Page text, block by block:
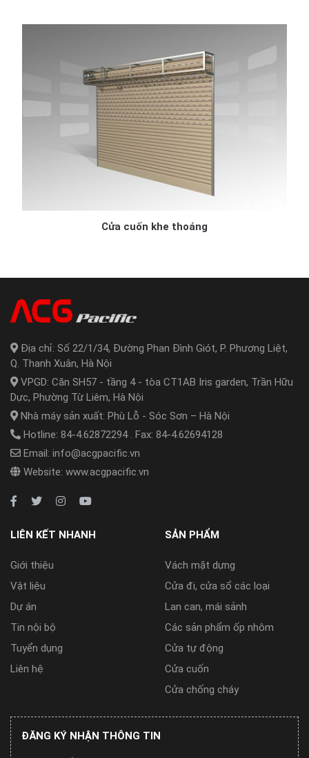
Cửa cuốn khe thoáng
Địa chỉ: Số 22/1/34, Đường Phan Đình Giót, P. Phương Liệt,
Q. Thanh Xuân, Hà Nội
VPGD: Căn SH57 - tầng 4 - tòa CT1AB Iris garden, Trần Hữu
Dực, Phường Từ Liêm, Hà Nội
Nhà máy sản xuất: Phù Lỗ - Sóc Sơn – Hà Nội
Hotline: 84-4.62872294 . Fax: 84-4.62694128
Email: info@acgpacific.vn
Website: www.acgpacific.vn
LIÊN KẾT NHANH
Giới thiệu
Vật liệu
Dự án
Tin nội bộ
Tuyển dụng
Liên hệ
SẢN PHẨM
Vách mặt dựng
Cửa đi, cửa sổ các loại
Lan can, mái sảnh
Các sản phẩm ốp nhôm
Cửa tự động
Cửa cuốn
Cửa chống cháy
ĐĂNG KÝ NHẬN THÔNG TIN